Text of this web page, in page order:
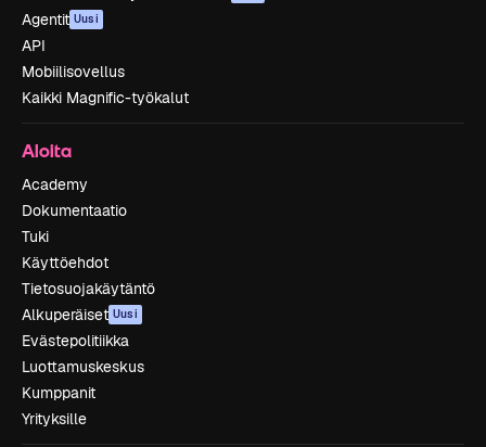
Agentit Uusi
API
Mobiilisovellus
Kaikki Magnific-työkalut
Aloita
Academy
Dokumentaatio
Tuki
Käyttöehdot
Tietosuojakäytäntö
Alkuperäiset Uusi
Evästepolitiikka
Luottamuskeskus
Kumppanit
Yrityksille